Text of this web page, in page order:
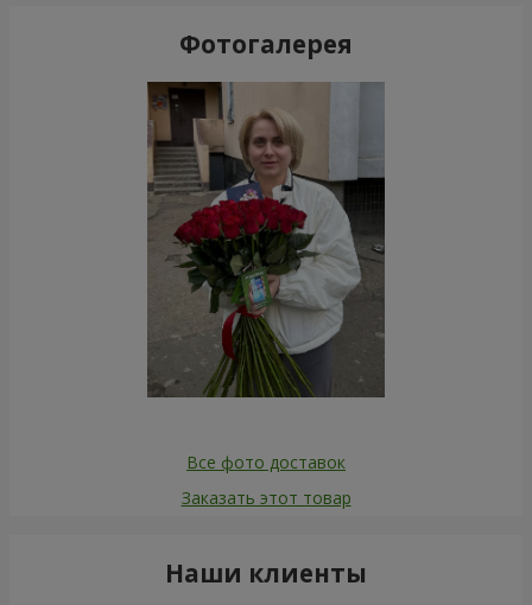
Фотогалерея
Все фото доставок
Заказать этот товар
Наши клиенты